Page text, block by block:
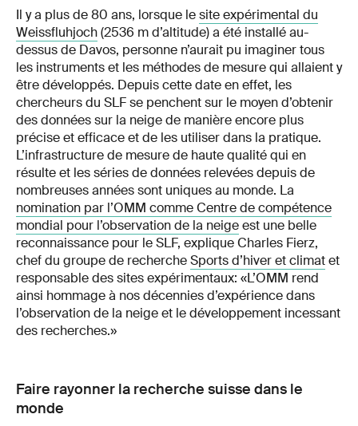
Il y a plus de 80 ans, lorsque lesite expérimental du
Weissfluhjoch(2536 m d’altitude) a été installé au-
dessus de Davos, personne n’aurait pu imaginer tous
les instruments et les méthodes de mesure qui allaient y
être développés. Depuis cette date en effet, les
chercheurs du SLF se penchent sur le moyen d’obtenir
des données sur la neige de manière encore plus
précise et efficace et de les utiliser dans la pratique.
L’infrastructure de mesure de haute qualité qui en
résulte et les séries de données relevées depuis de
nombreuses années sont uniques au monde. La
nomination par l’OMM comme Centre de compétence
mondial pour l’observation de la neigeest une belle
reconnaissance pour le SLF, explique Charles Fierz,
chef du groupe de rechercheSports d’hiver et climatet
responsable des sites expérimentaux: «L’OMM rend
ainsi hommage à nos décennies d’expérience dans
l’observation de la neige et le développement incessant
des recherches.»
Faire rayonner la recherche suisse dans le
monde